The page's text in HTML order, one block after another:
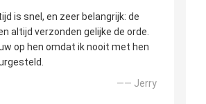
is snel, en zeer belangrijk: de
altijd verzonden gelijke de orde.
op hen omdat ik nooit met hen
—— Jerry